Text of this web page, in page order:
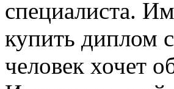
специалиста.
купить диплом
человек хочет